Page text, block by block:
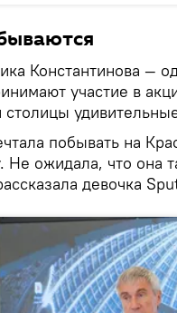
Константинова —
участие в
столицы
побывать на
Не ожидала, что она
девочка